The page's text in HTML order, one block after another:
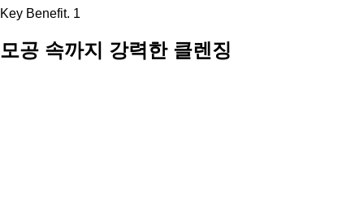
Key Benefit. 1
모공 속까지 강력한 클렌징